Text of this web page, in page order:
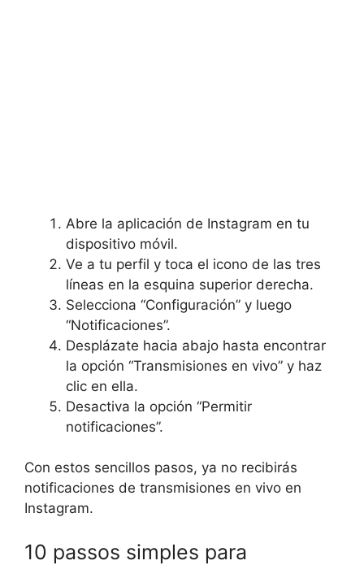
Abre la aplicación de Instagram en tu
dispositivo móvil.
Ve a tu perfil y toca el icono de las tres
líneas en la esquina superior derecha.
Selecciona “Configuración” y luego
“Notificaciones”.
Desplázate hacia abajo hasta encontrar
la opción “Transmisiones en vivo” y haz
clic en ella.
Desactiva la opción “Permitir
notificaciones”.
Con estos sencillos pasos, ya no recibirás
notificaciones de transmisiones en vivo en
Instagram.
10 passos simples para